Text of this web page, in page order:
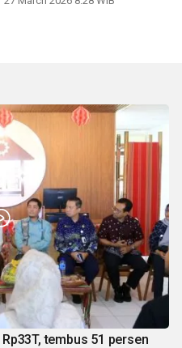
tembus 51 persen